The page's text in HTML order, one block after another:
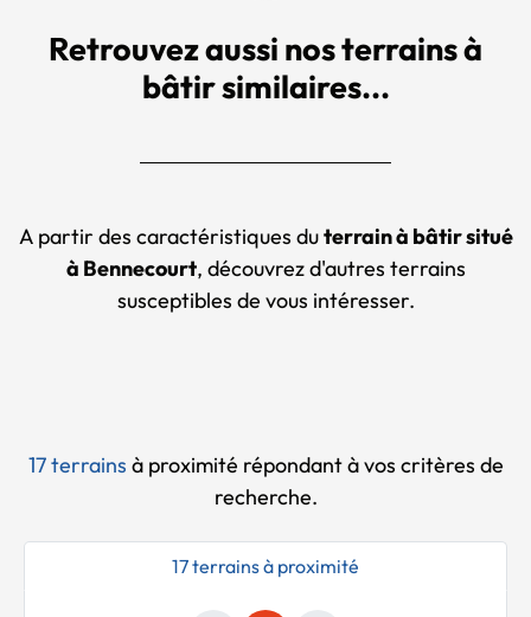
Retrouvez aussi nos terrains à
bâtir similaires...
A partir des caractéristiques duterrain à bâtir situé
à Bennecourt, découvrez d'autres terrains
susceptibles de vous intéresser.
17 terrains à proximité répondant à vos critères de
recherche.
17 terrains à proximité